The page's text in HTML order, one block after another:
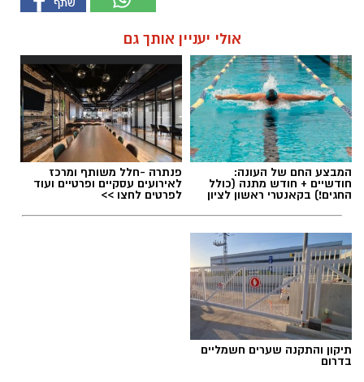
אולי יעניין אותך גם
המבצע החם של העונה:
חודשיים + חודש מתנה (כולל
החגים!) בקאנטרי ראשון לציון
פנתרה -חלל משותף ומרכז
לאירועים עסקיים ופרטיים ועוד
לפרטים לחצו >>
תיקון והתקנה שערים חשמליים
בדרום